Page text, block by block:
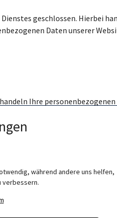
geschlossen. Hierbei
Daten unserer
Ihre
Daten sind
erheben und wofür wir sie
E-Mail) Sicherheitslücken
während andere uns helfen,
verbessern.